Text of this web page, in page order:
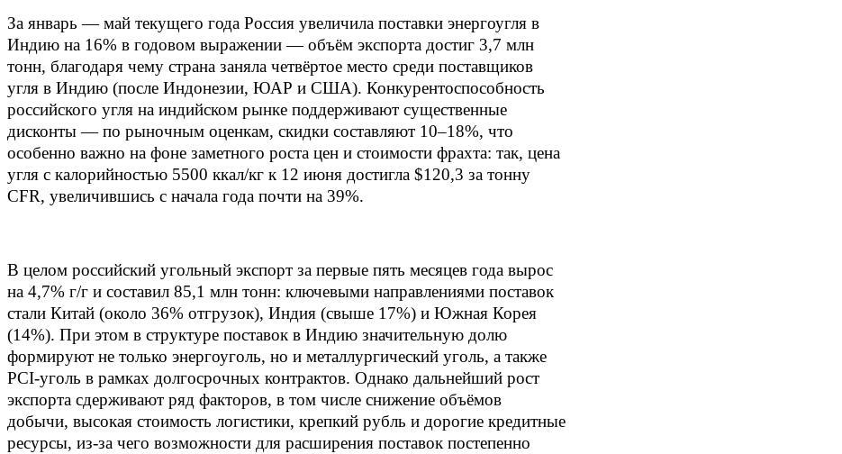
За январь — май текущего года Россия увеличила поставки энергоугля в
Индию на 16% в годовом выражении — объём экспорта достиг 3,7 млн
тонн, благодаря чему страна заняла четвёртое место среди поставщиков
угля в Индию (после Индонезии, ЮАР и США). Конкурентоспособность
российского угля на индийском рынке поддерживают существенные
дисконты — по рыночным оценкам, скидки составляют 10–18%, что
особенно важно на фоне заметного роста цен и стоимости фрахта: так, цена
угля с калорийностью 5500 ккал/кг к 12 июня достигла $120,3 за тонну
CFR, увеличившись с начала года почти на 39%.
В целом российский угольный экспорт за первые пять месяцев года вырос
на 4,7% г/г и составил 85,1 млн тонн: ключевыми направлениями поставок
стали Китай (около 36% отгрузок), Индия (свыше 17%) и Южная Корея
(14%). При этом в структуре поставок в Индию значительную долю
формируют не только энергоуголь, но и металлургический уголь, а также
PCI‑уголь в рамках долгосрочных контрактов. Однако дальнейший рост
экспорта сдерживают ряд факторов, в том числе снижение объёмов
добычи, высокая стоимость логистики, крепкий рубль и дорогие кредитные
ресурсы, из‑за чего возможности для расширения поставок постепенно